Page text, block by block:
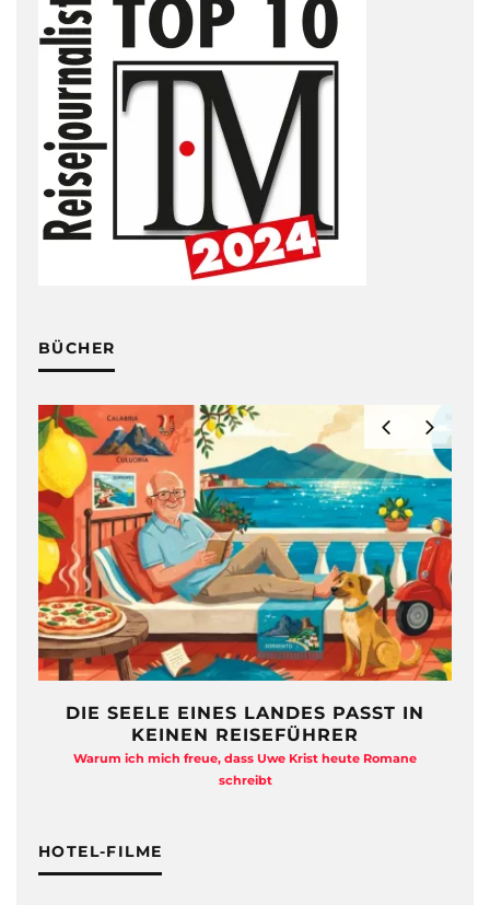
BÜCHER
DIE SEELE EINES LANDES PASST IN
KEINEN REISEFÜHRER
Warum ich mich freue, dass Uwe Krist heute Romane
schreibt
HOTEL-FILME